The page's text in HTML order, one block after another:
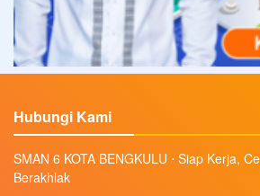
Hubungi Kami
SMAN 6 KOTA BENGKULU ⋅ Siap Kerja,
Berakhlak